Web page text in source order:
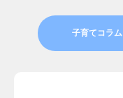
子育てコラム